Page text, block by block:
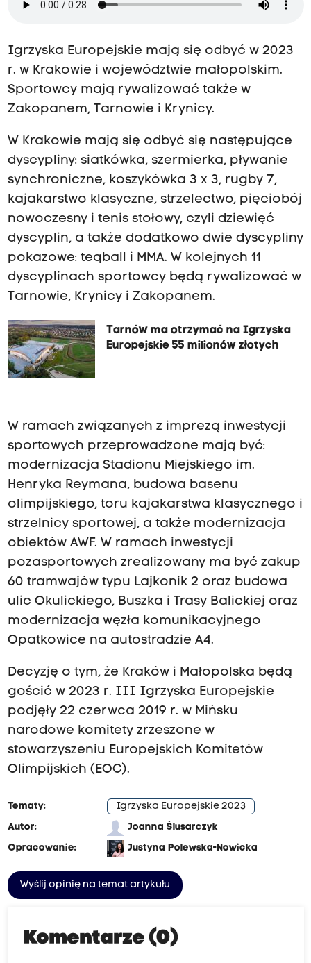
Igrzyska Europejskie mają się odbyć w 2023
r. w Krakowie i województwie małopolskim.
Sportowcy mają rywalizować także w
Zakopanem, Tarnowie i Krynicy.
W Krakowie mają się odbyć się następujące
dyscypliny: siatkówka, szermierka, pływanie
synchroniczne, koszykówka 3 x 3, rugby 7,
kajakarstwo klasyczne, strzelectwo, pięciobój
nowoczesny i tenis stołowy, czyli dziewięć
dyscyplin, a także dodatkowo dwie dyscypliny
pokazowe: teqball i MMA. W kolejnych 11
dyscyplinach sportowcy będą rywalizować w
Tarnowie, Krynicy i Zakopanem.
Tarnów ma otrzymać na Igrzyska
Europejskie 55 milionów złotych
W ramach związanych z imprezą inwestycji
sportowych przeprowadzone mają być:
modernizacja Stadionu Miejskiego im.
Henryka Reymana, budowa basenu
olimpijskiego, toru kajakarstwa klasycznego i
strzelnicy sportowej, a także modernizacja
obiektów AWF. W ramach inwestycji
pozasportowych zrealizowany ma być zakup
60 tramwajów typu Lajkonik 2 oraz budowa
ulic Okulickiego, Buszka i Trasy Balickiej oraz
modernizacja węzła komunikacyjnego
Opatkowice na autostradzie A4.
Decyzję o tym, że Kraków i Małopolska będą
gościć w 2023 r. III Igrzyska Europejskie
podjęły 22 czerwca 2019 r. w Mińsku
narodowe komitety zrzeszone w
stowarzyszeniu Europejskich Komitetów
Olimpijskich (EOC).
Tematy:
Igrzyska Europejskie 2023
Autor:
Joanna Ślusarczyk
Opracowanie:
Justyna Polewska-Nowicka
Wyślij opinię na temat artykułu
Komentarze (0)